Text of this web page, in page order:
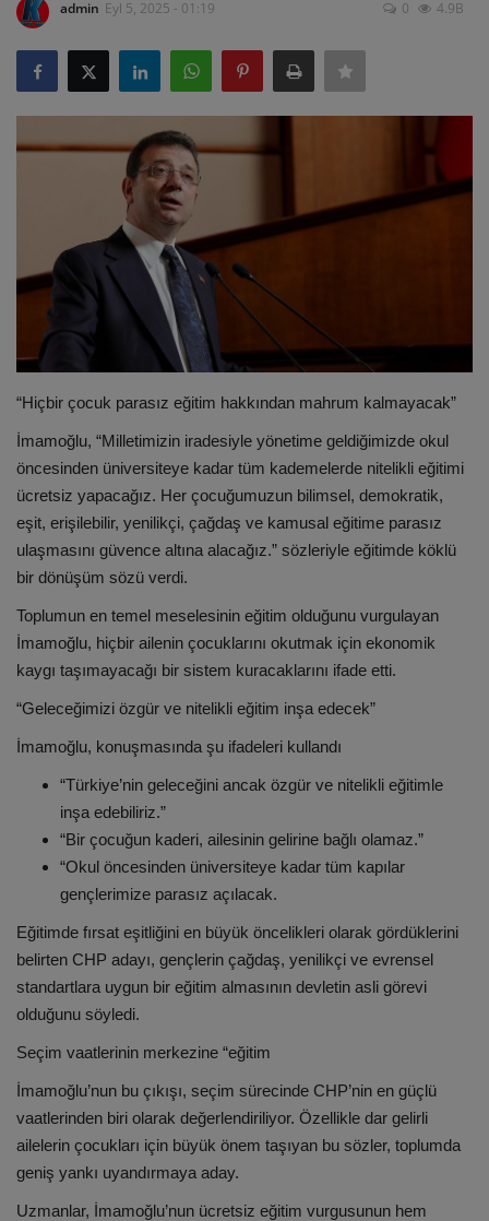
SAĞLIK VE YAŞAM TARZI
YEMEK
SEYAHAT
EĞİTİM
GALERİ
VİDEO
admin Eyl 5, 2025 - 01:19 0 4.9B
“Hiçbir çocuk parasız eğitim hakkından mahrum kalmayacak”
İmamoğlu, “Milletimizin iradesiyle yönetime geldiğimizde okul
öncesinden üniversiteye kadar tüm kademelerde nitelikli eğitimi
ücretsiz yapacağız. Her çocuğumuzun bilimsel, demokratik,
eşit, erişilebilir, yenilikçi, çağdaş ve kamusal eğitime parasız
ulaşmasını güvence altına alacağız.” sözleriyle eğitimde köklü
bir dönüşüm sözü verdi.
Toplumun en temel meselesinin eğitim olduğunu vurgulayan
İmamoğlu, hiçbir ailenin çocuklarını okutmak için ekonomik
kaygı taşımayacağı bir sistem kuracaklarını ifade etti.
“Geleceğimizi özgür ve nitelikli eğitim inşa edecek”
İmamoğlu, konuşmasında şu ifadeleri kullandı
“Türkiye’nin geleceğini ancak özgür ve nitelikli eğitimle
inşa edebiliriz.”
“Bir çocuğun kaderi, ailesinin gelirine bağlı olamaz.”
“Okul öncesinden üniversiteye kadar tüm kapılar
gençlerimize parasız açılacak.
Eğitimde fırsat eşitliğini en büyük öncelikleri olarak gördüklerini
belirten CHP adayı, gençlerin çağdaş, yenilikçi ve evrensel
standartlara uygun bir eğitim almasının devletin asli görevi
olduğunu söyledi.
Seçim vaatlerinin merkezine “eğitim
İmamoğlu’nun bu çıkışı, seçim sürecinde CHP’nin en güçlü
vaatlerinden biri olarak değerlendiriliyor. Özellikle dar gelirli
ailelerin çocukları için büyük önem taşıyan bu sözler, toplumda
geniş yankı uyandırmaya aday.
Uzmanlar, İmamoğlu’nun ücretsiz eğitim vurgusunun hem